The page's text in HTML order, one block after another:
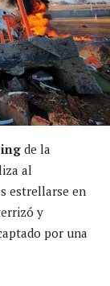
de la
al
estrellarse en
y
por una